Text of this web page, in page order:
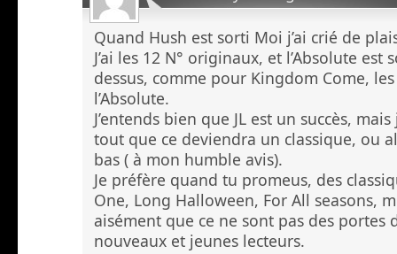
Quand Hush est sorti Moi j’ai crié de
J’ai les 12 N° originaux, et l’Absolute
dessus, comme pour Kingdom Come, les
l’Absolute.
J’entends bien que JL est un succès,
tout que ce deviendra un classique, ou
bas ( à mon humble avis).
Je préfère quand tu promeus, des
One, Long Halloween, For All seasons,
aisément que ce ne sont pas des portes
nouveaux et jeunes lecteurs.